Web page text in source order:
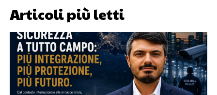
Articoli più letti